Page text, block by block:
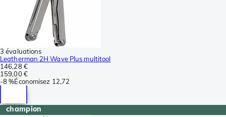
3 évaluations
Leatherman 2H Wave Plus multitool
146,28 €
159,00 €
-8 %Économisez 12,72
champion